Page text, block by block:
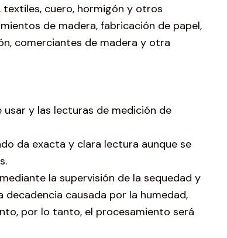
textiles, cuero, hormigón y otros
de madera, fabricación de papel,
comerciantes de madera y otra
usar y las lecturas de medición de
da exacta y clara lectura aunque se
la supervisión de la sequedad y
causada por la humedad,
por lo tanto, el procesamiento será